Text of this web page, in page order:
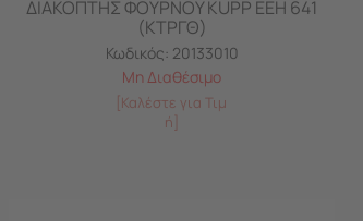
ΔΙΑΚΟΠΤΗΣ ΦΟΥΡΝΟΥ KUPP EEH 641
(ΚΤΡΓΘ)
Κωδικός: 20133010
Μη Διαθέσιμο
[Καλέστε για Τιμ
ή]